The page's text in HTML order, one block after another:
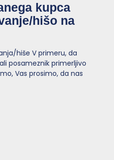
kupca
hišo na
hiše V primeru, da
posameznik primerljivo
Vas prosimo, da nas